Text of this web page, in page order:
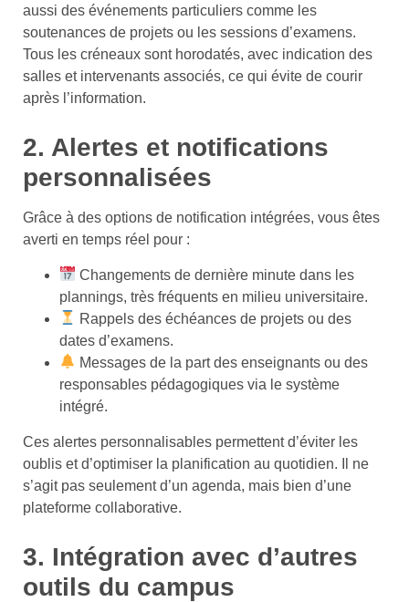
aussi des événements particuliers comme les
soutenances de projets ou les sessions d’examens.
Tous les créneaux sont horodatés, avec indication des
salles et intervenants associés, ce qui évite de courir
après l’information.
2. Alertes et notifications
personnalisées
Grâce à des options de notification intégrées, vous êtes
averti en temps réel pour :
Changements de dernière minute dans les
plannings, très fréquents en milieu universitaire.
Rappels des échéances de projets ou des
dates d’examens.
Messages de la part des enseignants ou des
responsables pédagogiques via le système
intégré.
Ces alertes personnalisables permettent d’éviter les
oublis et d’optimiser la planification au quotidien. Il ne
s’agit pas seulement d’un agenda, mais bien d’une
plateforme collaborative.
3. Intégration avec d’autres
outils du campus